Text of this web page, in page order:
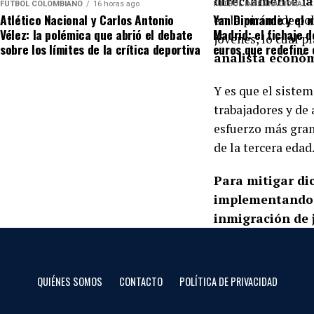
en la pirámide
jóvenes, lo cual
analista
Y es que el
trabajadores y de
esfuerzo más
de la tercera edad.
Para mitigar
inmigración de
desempleo
El equipo azul suma
necesita ganar para
La baja de Falcao es
⚔️ Así llega Sao Paulo
El equipo brasileño
📋 Posibles alineaciones
Millonarios:
FÚTBOL COLOMBIANO 16 horas ago
Atlético Nacional y Carlos Antonio
Vélez: la polémica que abrió el debate
sobre los límites de la crítica deportiva
FÚTBOL INTERNACIONAL
Yan Diomande y el
Madrid: el fichaje
euros que
QUIÉNES SOMOS CONTACTO POLÍTICA DE PRIVACIDAD